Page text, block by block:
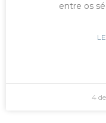
entre os
4